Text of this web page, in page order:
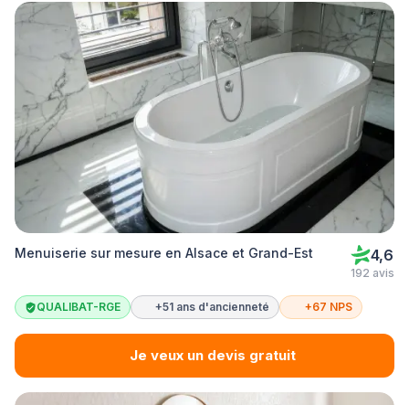
Menuiserie sur mesure en Alsace et Grand-Est 4,6
192 avis
QUALIBAT-RGE +51 ans d'ancienneté +67 NPS
Je veux un devis gratuit